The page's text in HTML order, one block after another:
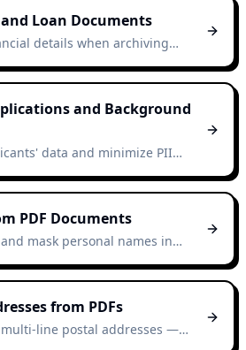
Loan Documents
details when archiving
and Background
data and minimize PII
PDF Documents
mask personal names in
from PDFs
line postal addresses —